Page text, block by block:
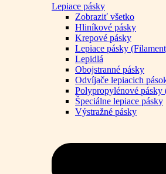
Lepiace pásky
Zobraziť všetko
Hliníkové pásky
Krepové pásky
Lepiace pásky
Lepidlá
Obojstranné pásky
Odvíjače lepiacich
Polypropylénové pásky
Špeciálne lepiace pásky
Výstražné pásky